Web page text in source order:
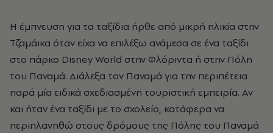
Η έμπνευση για τα ταξίδια ήρθε από μικρή ηλικία στην
Τζαμάικα όταν είχα να επιλέξω ανάμεσα σε ένα ταξίδι
στο πάρκο Disney World στην Φλόριντα ή στην Πόλη
του Παναμά. Διάλεξα τον Παναμά για την περιπέτεια
παρά μία ειδικά σχεδιασμένη τουριστική εμπειρία. Αν
και ήταν ένα ταξίδι με το σχολείο, κατάφερα να
περιπλανηθώ στους δρόμους της Πόλης του Παναμά